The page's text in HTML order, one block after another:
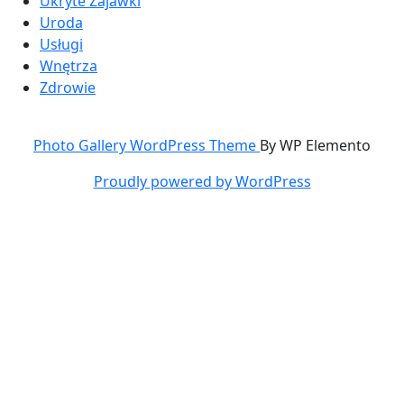
Uroda
Usługi
Wnętrza
Zdrowie
Photo Gallery WordPress Theme By WP Elemento
Proudly powered by WordPress